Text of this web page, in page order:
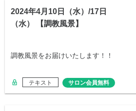
2024年4月10日（水）/17日
（水） 【調教風景】
調教風景をお届けいたします！！
テキスト サロン会員無料